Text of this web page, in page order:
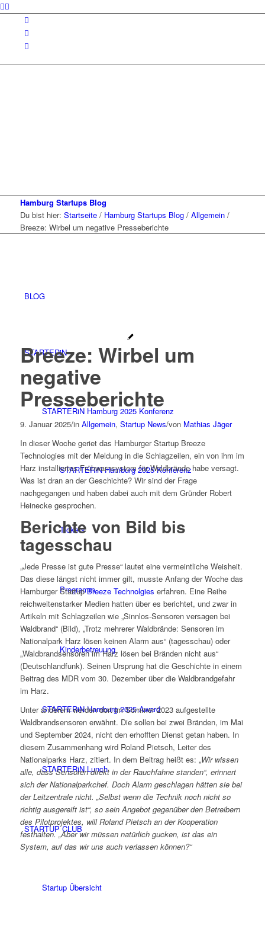
BLOG
STARTERiN
STARTERiN Hamburg 2025 Konferenz
STARTERiN Hamburg 2025 Konferenz
Tickets
Programm
Kinderbetreuung
STARTERiN Hamburg 2025 Award
STARTERiN Lunch
STARTUP CLUB
Startup Übersicht
Hamburg Startups Blog
Du bist hier: Startseite / Hamburg Startups Blog / Allgemein /
Breeze: Wirbel um negative Presseberichte
Breeze: Wirbel um
negative
Presseberichte
9. Januar 2025/in Allgemein, Startup News/von Mathias Jäger
In dieser Woche geriet das Hamburger Startup Breeze
Technologies mit der Meldung in die Schlagzeilen, ein von ihm im
Harz installiertes Frühwarnsystem für Waldbrände habe versagt.
Was ist dran an der Geschichte? Wir sind der Frage
nachgegangen und haben dabei auch mit dem Gründer Robert
Heinecke gesprochen.
Berichte von Bild bis
tagesschau
„Jede Presse ist gute Presse“ lautet eine vermeintliche Weisheit.
Das diese längst nicht immer gilt, musste Anfang der Woche das
Hamburger StartupBreeze Technolgies erfahren. Eine Reihe
reichweitenstarker Medien hatten über es berichtet, und zwar in
Artikeln mit Schlagzeilen wie „Sinnlos-Sensoren versagen bei
Waldbrand“ (Bild), „Trotz mehrerer Waldbrände: Sensoren im
Nationalpark Harz lösen keinen Alarm aus“ (tagesschau) oder
„Waldbrandsensoren im Harz lösen bei Bränden nicht aus“
(Deutschlandfunk). Seinen Ursprung hat die Geschichte in einem
Beitrag des MDR vom 30. Dezember über die Waldbrandgefahr
im Harz.
Unter anderem werden dort im Sommer 2023 aufgestellte
Waldbrandsensoren erwähnt. Die sollen bei zwei Bränden, im Mai
und September 2024, nicht den erhofften Dienst getan haben. In
diesem Zusammenhang wird Roland Pietsch, Leiter des
Nationalparks Harz, zitiert. In dem Beitrag heißt es: „Wir wissen
alle, dass Sensoren direkt in der Rauchfahne standen“, erinnert
sich der Nationalparkchef. Doch Alarm geschlagen hätten sie bei
der Leitzentrale nicht. „Selbst wenn die Technik noch nicht so
richtig ausgereift ist“, so sein Angebot gegenüber den Betreibern
des Pilotprojektes, will Roland Pietsch an der Kooperation
festhalten. „Aber wir müssen natürlich gucken, ist das ein
System, auf das wir uns auch verlassen können?“